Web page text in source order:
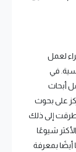
لعمل
في
أبحاث
على بحوث
تطرقت إلى ذلك
شيوعًا
أيضًا بمعرفة